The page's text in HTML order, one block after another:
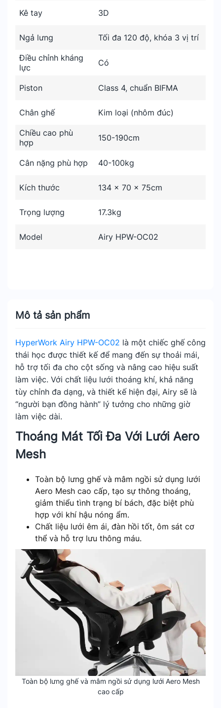
Mô tả sản phẩm
HyperWork Airy HPW-OC02 là một chiếc ghế công
thái học được thiết kế để mang đến sự thoải mái,
hỗ trợ tối đa cho cột sống và nâng cao hiệu suất
làm việc. Với chất liệu lưới thoáng khí, khả năng
tùy chỉnh đa dạng, và thiết kế hiện đại, Airy sẽ là
“người bạn đồng hành” lý tưởng cho những giờ
làm việc dài.
Thoáng Mát Tối Đa Với Lưới Aero
Mesh
Toàn bộ lưng ghế và mâm ngồi sử dụng lưới
Aero Mesh cao cấp, tạo sự thông thoáng,
giảm thiểu tình trạng bí bách, đặc biệt phù
hợp với khí hậu nóng ẩm.
Chất liệu lưới êm ái, đàn hồi tốt, ôm sát cơ
thể và hỗ trợ lưu thông máu.
Toàn bộ lưng ghế và mâm ngồi sử dụng lưới Aero Mesh
cao cấp
Kê tay 3D
Ngả lưng Tối đa 120 độ, khóa 3 vị trí
Điều chỉnh kháng
lực
Có
Piston Class 4, chuẩn BIFMA
Chân ghế Kim loại (nhôm đúc)
Chiều cao phù
hợp
150-190cm
Cân nặng phù hợp 40-100kg
Kích thước 134 x 70 x 75cm
Trọng lượng 17.3kg
Model Airy HPW-OC02